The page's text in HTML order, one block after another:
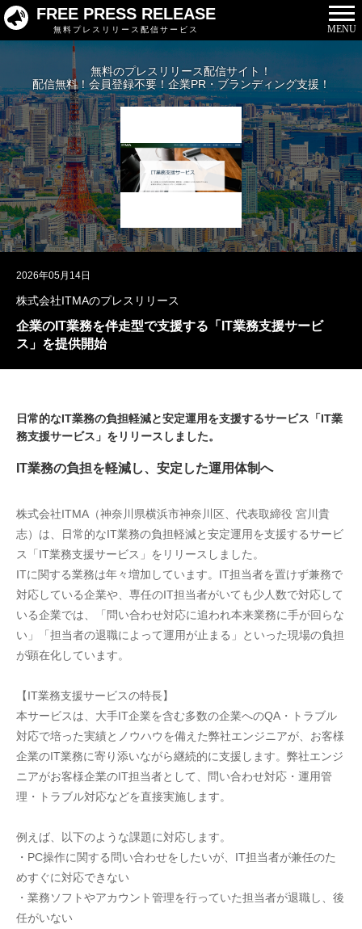
FREE PRESS RELEASE
無料プレスリリース配信サービス MENU
無料のプレスリリース配信サイト！
配信無料！会員登録不要！企業PR・ブランディング支援！
2026年05月14日
株式会社ITMAのプレスリリース
企業のIT業務を伴走型で支援する「IT業務支援サービ
ス」を提供開始
日常的なIT業務の負担軽減と安定運用を支援するサービス「IT業
務支援サービス」をリリースしました。
IT業務の負担を軽減し、安定した運用体制へ
株式会社ITMA（神奈川県横浜市神奈川区、代表取締役 宮川貴
志）は、日常的なIT業務の負担軽減と安定運用を支援するサービ
ス「IT業務支援サービス」をリリースしました。
ITに関する業務は年々増加しています。IT担当者を置けず兼務で
対応している企業や、専任のIT担当者がいても少人数で対応して
いる企業では、「問い合わせ対応に追われ本来業務に手が回らな
い」「担当者の退職によって運用が止まる」といった現場の負担
が顕在化しています。
【IT業務支援サービスの特長】
本サービスは、大手IT企業を含む多数の企業へのQA・トラブル
対応で培った実績とノウハウを備えた弊社エンジニアが、お客様
企業のIT業務に寄り添いながら継続的に支援します。弊社エンジ
ニアがお客様企業のIT担当者として、問い合わせ対応・運用管
理・トラブル対応などを直接実施します。
例えば、以下のような課題に対応します。
・PC操作に関する問い合わせをしたいが、IT担当者が兼任のた
めすぐに対応できない
・業務ソフトやアカウント管理を行っていた担当者が退職し、後
任がいない